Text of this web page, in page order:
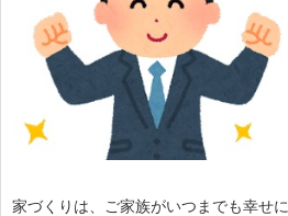
家づくりは、ご家族がいつまでも幸せに